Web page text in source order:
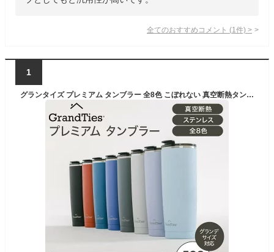
全てのおすすめコメント (1 件) >
1
グランタイズ プレミアム タンブラー 全8色 こぼれない 真空断熱タンブラー 590ml 大容量 蓋付 ギフト プレゼント グランデサイズ 保温保冷8H 氷18H テイクアウト 持ち運び オフィス 車カップホルダー 簡単開閉呑み口 マット加工